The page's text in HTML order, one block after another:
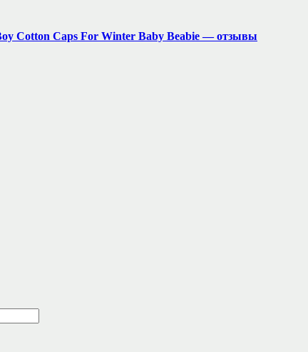
Cotton Caps For Winter Baby Beabie — отзывы